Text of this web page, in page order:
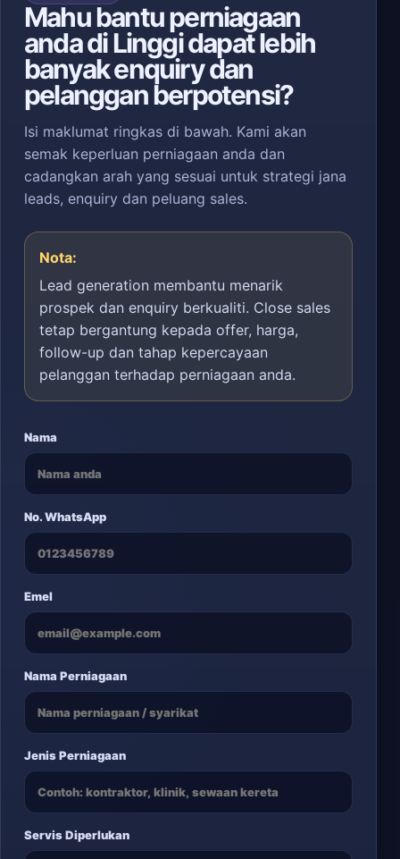
Mahu bantu perniagaan
anda di Linggi dapat lebih
banyak enquiry dan
pelanggan berpotensi?
Isi maklumat ringkas di bawah. Kami akan
semak keperluan perniagaan anda dan
cadangkan arah yang sesuai untuk strategi jana
leads, enquiry dan peluang sales.
Nota:
Lead generation membantu menarik
prospek dan enquiry berkualiti. Close sales
tetap bergantung kepada offer, harga,
follow-up dan tahap kepercayaan
pelanggan terhadap perniagaan anda.
Nama
No. WhatsApp
Emel
Nama Perniagaan
Jenis Perniagaan
Servis Diperlukan